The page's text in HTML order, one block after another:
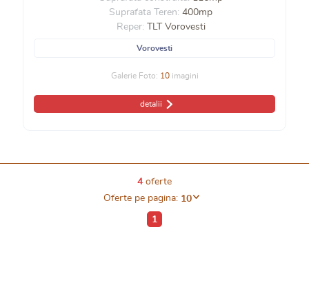
Suprafata Teren: 400mp
Reper: TLT Vorovesti
Vorovesti
Galerie Foto: 10imagini
detalii
4 oferte
Oferte pe pagina: 10
1